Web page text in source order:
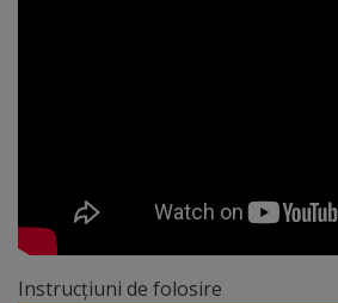
Instrucțiuni de folosire